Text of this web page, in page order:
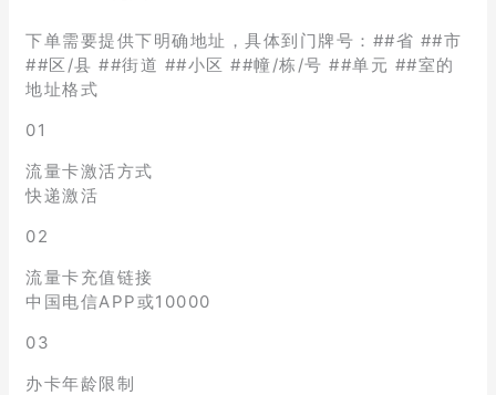
下单需要提供下明确地址，具体到门牌号：##省 ##市
##区/县 ##街道 ##小区 ##幢/栋/号 ##单元 ##室的
地址格式
01
流量卡激活方式
快递激活
02
流量卡充值链接
中国电信APP或10000
03
办卡年龄限制